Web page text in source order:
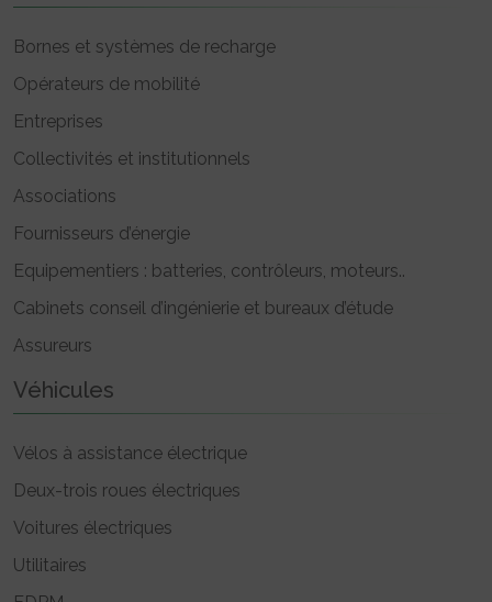
Bornes et systèmes de recharge
Opérateurs de mobilité
Entreprises
Collectivités et institutionnels
Associations
Fournisseurs d’énergie
Equipementiers : batteries, contrôleurs, moteurs..
Cabinets conseil d’ingénierie et bureaux d’étude
Assureurs
Véhicules
Vélos à assistance électrique
Deux-trois roues électriques
Voitures électriques
Utilitaires